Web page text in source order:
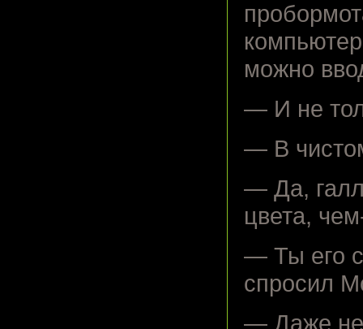
можно
— И не
— В
— Да,
цвета,
— Ты его
спросил
— Даже не